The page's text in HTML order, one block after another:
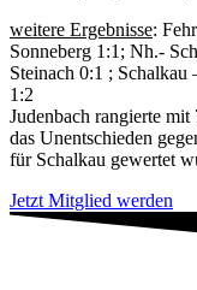
weitere Ergebnisse:
Sonneberg 1:1; Nh.-
Steinach 0:1 ;
1:2
Judenbach rangierte
das Unentschieden
für Schalkau gewertet
Jetzt Mitglied werden